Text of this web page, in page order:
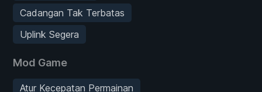
Cadangan Tak Terbatas
Uplink Segera
Mod Game
Atur Kecepatan Permainan